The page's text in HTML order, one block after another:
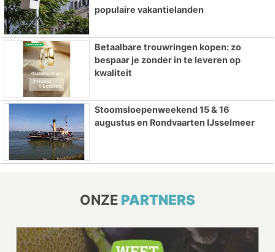
populaire vakantielanden
Betaalbare trouwringen kopen: zo
bespaar je zonder in te leveren op
kwaliteit
Stoomsloepenweekend 15 & 16
augustus en Rondvaarten IJsselmeer
ONZE PARTNERS